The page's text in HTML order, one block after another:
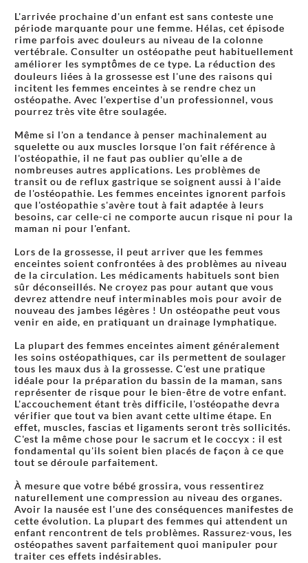
L'arrivée prochaine d'un enfant est sans conteste une
période marquante pour une femme. Hélas, cet épisode
rime parfois avec douleurs au niveau de la colonne
vertébrale. Consulter un ostéopathe peut habituellement
améliorer les symptômes de ce type. La réduction des
douleurs liées à la grossesse est l'une des raisons qui
incitent les femmes enceintes à se rendre chez un
ostéopathe. Avec l'expertise d'un professionnel, vous
pourrez très vite être soulagée.
Même si l'on a tendance à penser machinalement au
squelette ou aux muscles lorsque l'on fait référence à
l'ostéopathie, il ne faut pas oublier qu'elle a de
nombreuses autres applications. Les problèmes de
transit ou de reflux gastrique se soignent aussi à l'aide
de l'ostéopathie. Les femmes enceintes ignorent parfois
que l'ostéopathie s'avère tout à fait adaptée à leurs
besoins, car celle-ci ne comporte aucun risque ni pour la
maman ni pour l'enfant.
Lors de la grossesse, il peut arriver que les femmes
enceintes soient confrontées à des problèmes au niveau
de la circulation. Les médicaments habituels sont bien
sûr déconseillés. Ne croyez pas pour autant que vous
devrez attendre neuf interminables mois pour avoir de
nouveau des jambes légères ! Un ostéopathe peut vous
venir en aide, en pratiquant un drainage lymphatique.
La plupart des femmes enceintes aiment généralement
les soins ostéopathiques, car ils permettent de soulager
tous les maux dus à la grossesse. C'est une pratique
idéale pour la préparation du bassin de la maman, sans
représenter de risque pour le bien-être de votre enfant.
L'accouchement étant très difficile, l'ostéopathe devra
vérifier que tout va bien avant cette ultime étape. En
effet, muscles, fascias et ligaments seront très sollicités.
C'est la même chose pour le sacrum et le coccyx : il est
fondamental qu'ils soient bien placés de façon à ce que
tout se déroule parfaitement.
À mesure que votre bébé grossira, vous ressentirez
naturellement une compression au niveau des organes.
Avoir la nausée est l'une des conséquences manifestes de
cette évolution. La plupart des femmes qui attendent un
enfant rencontrent de tels problèmes. Rassurez-vous, les
ostéopathes savent parfaitement quoi manipuler pour
traiter ces effets indésirables.